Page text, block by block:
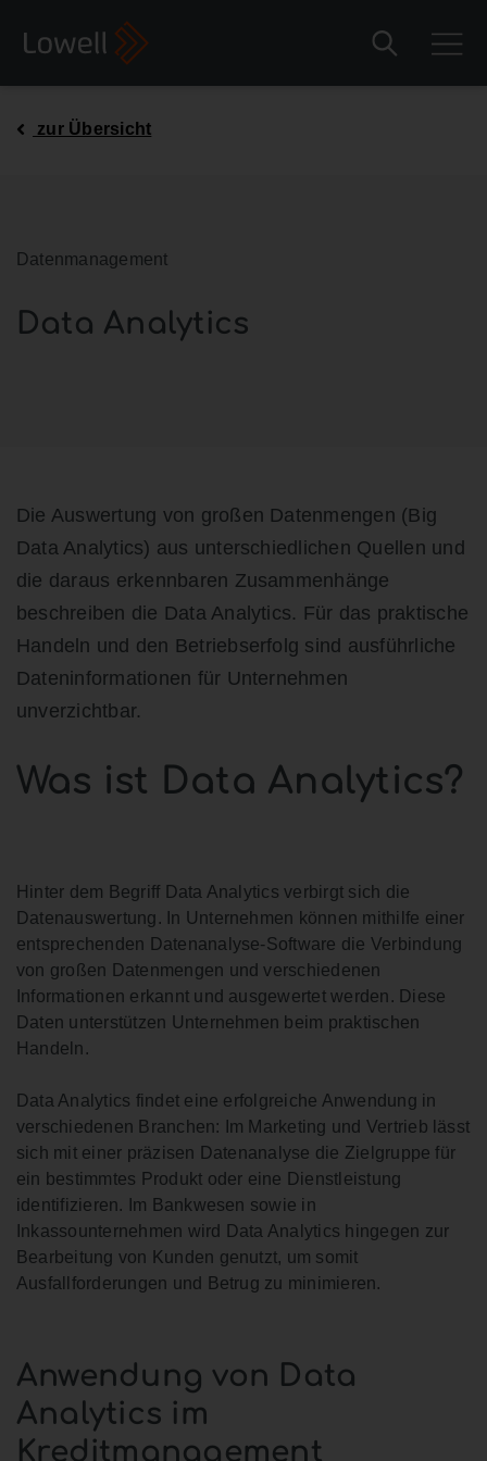
zur Übersicht
Datenmanagement
Data Analytics
Die Auswertung von großen Datenmengen (Big
Data Analytics) aus unterschiedlichen Quellen und
die daraus erkennbaren Zusammenhänge
beschreiben die Data Analytics. Für das praktische
Handeln und den Betriebserfolg sind ausführliche
Dateninformationen für Unternehmen
unverzichtbar.
Was ist Data Analytics?
Hinter dem Begriff Data Analytics verbirgt sich die
Datenauswertung. In Unternehmen können mithilfe einer
entsprechenden Datenanalyse-Software die Verbindung
von großen Datenmengen und verschiedenen
Informationen erkannt und ausgewertet werden. Diese
Daten unterstützen Unternehmen beim praktischen
Handeln.
Data Analytics findet eine erfolgreiche Anwendung in
verschiedenen Branchen: Im Marketing und Vertrieb lässt
sich mit einer präzisen Datenanalyse die Zielgruppe für
ein bestimmtes Produkt oder eine Dienstleistung
identifizieren. Im Bankwesen sowie in
Inkassounternehmen wird Data Analytics hingegen zur
Bearbeitung von Kunden genutzt, um somit
Ausfallforderungen und Betrug zu minimieren.
Anwendung von Data
Analytics im
Kreditmanagement